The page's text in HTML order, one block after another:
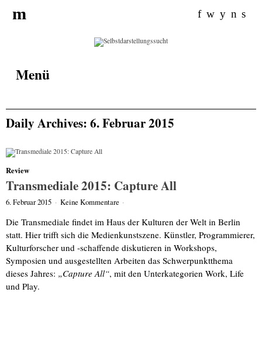
f w y n s
m
Menü
Daily Archives: 6. Februar 2015
Review
Transmediale 2015: Capture All
6. Februar 2015 · Keine Kommentare ·
Die Transmediale findet im Haus der Kulturen der Welt in Berlin
statt. Hier trifft sich die Medienkunstszene. Künstler, Programmierer,
Kulturforscher und -schaffende diskutieren in Workshops,
Symposien und ausgestellten Arbeiten das Schwerpunktthema
dieses Jahres: „Capture All“, mit den Unterkategorien Work, Life
und Play.